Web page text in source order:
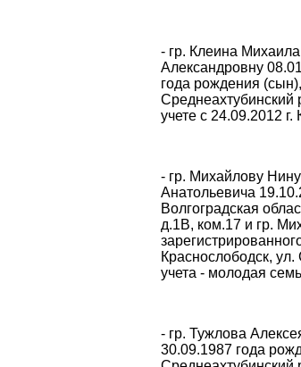
- гр. Клеина
Александровну
года рождения
Среднеахтубинский
учете с 24.09.2012
- гр. Михайлову
Анатольевича
Волгоградская
д.1В, ком.17 и гр.
Краснослободск,
учета - молодая
- гр. Тужлова
30.09.1987 года